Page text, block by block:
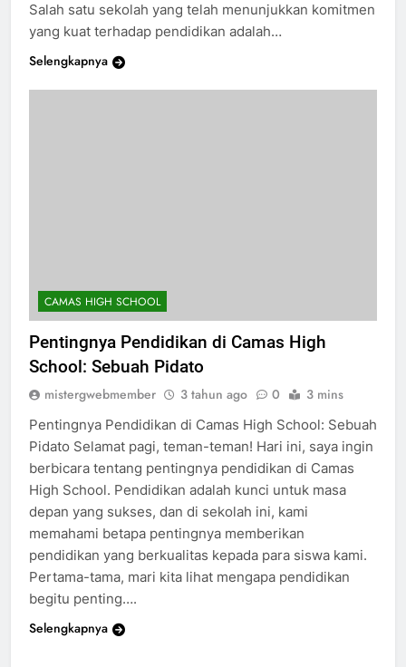
Salah satu sekolah yang telah menunjukkan komitmen
yang kuat terhadap pendidikan adalah…
Selengkapnya
CAMAS HIGH SCHOOL
Pentingnya Pendidikan di Camas High
School: Sebuah Pidato
mistergwebmember 3 tahun ago 0 3 mins
Pentingnya Pendidikan di Camas High School: Sebuah
Pidato Selamat pagi, teman-teman! Hari ini, saya ingin
berbicara tentang pentingnya pendidikan di Camas
High School. Pendidikan adalah kunci untuk masa
depan yang sukses, dan di sekolah ini, kami
memahami betapa pentingnya memberikan
pendidikan yang berkualitas kepada para siswa kami.
Pertama-tama, mari kita lihat mengapa pendidikan
begitu penting….
Selengkapnya